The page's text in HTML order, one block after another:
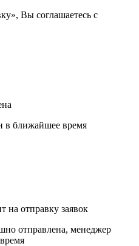
Вы соглашаетесь с
в ближайшее время
отправку заявок
отправлена, менеджер